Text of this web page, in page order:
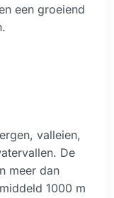
een groeiend
valleien,
De
meer dan
1000 m